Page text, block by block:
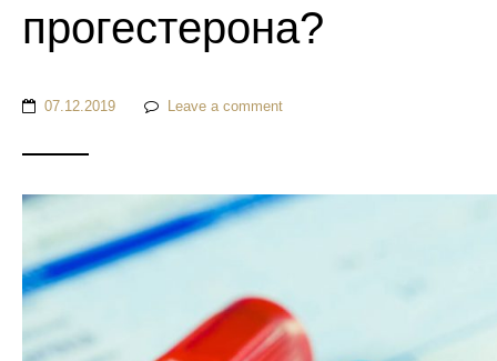
прогестерона?
07.12.2019 Leave a comment